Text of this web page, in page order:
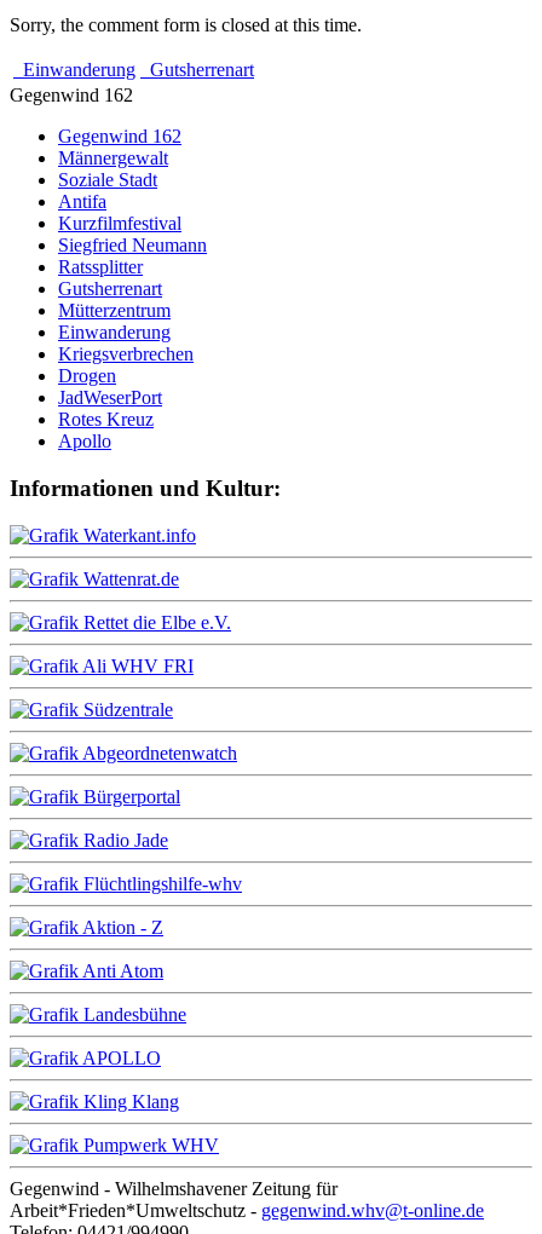
Sorry, the comment form is closed at this time.
Einwanderung
Gutsherrenart
Gegenwind 162
Gegenwind 162
Männergewalt
Soziale Stadt
Antifa
Kurzfilmfestival
Siegfried Neumann
Ratssplitter
Gutsherrenart
Mütterzentrum
Einwanderung
Kriegsverbrechen
Drogen
JadWeserPort
Rotes Kreuz
Apollo
Informationen und Kultur:
Gegenwind - Wilhelmshavener Zeitung für
Arbeit*Frieden*Umweltschutz - gegenwind.whv@t-online.de